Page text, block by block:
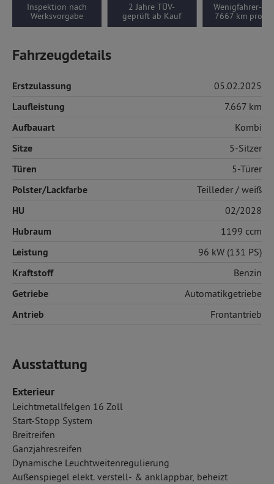
2 Jahre TÜV-
geprüft ab Kauf
Wenigfahrer-Auto,
7667 km pro Jahr
Nur 1
Vorbesitzer
Fahrzeugdetails
Erstzulassung 05.02.2025
Laufleistung 7.667 km
Aufbauart Kombi
Sitze 5-Sitzer
Türen 5-Türer
Polster/Lackfarbe Teilleder / weiß
HU 02/2028
Hubraum 1199 ccm
Leistung 96 kW (131 PS)
Kraftstoff Benzin
Getriebe Automatikgetriebe
Antrieb Frontantrieb
Ausstattung
Exterieur
Leichtmetallfelgen 16 Zoll
Start-Stopp System
Breitreifen
Ganzjahresreifen
Dynamische Leuchtweitenregulierung
Außenspiegel elekt. verstell- & anklappbar, beheizt